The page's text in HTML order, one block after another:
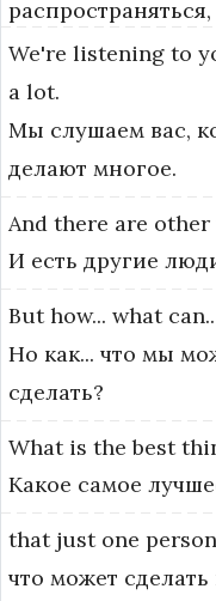
We're listening to
a lot.
Мы слушаем вас,
делают многое.
And there are other
И есть другие
But how... what can..
Но как... что мы
сделать?
What is the best
Какое самое
that just one person
что может